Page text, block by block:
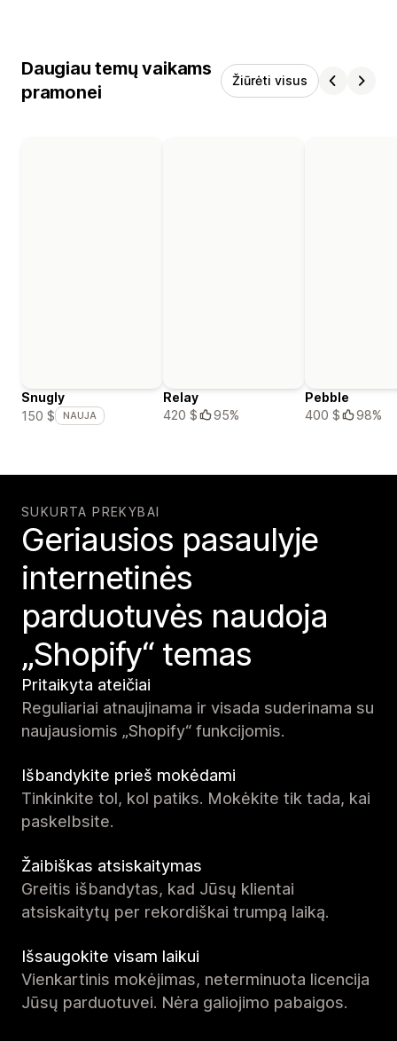
Daugiau temų vaikams
pramonei
Žiūrėti visus
Snugly
150 $
NAUJA
Relay
420 $
95%
Pebble
400 $
98%
SUKURTA PREKYBAI
Geriausios pasaulyje
internetinės
parduotuvės naudoja
„Shopify“ temas
Pritaikyta ateičiai
Reguliariai atnaujinama ir visada suderinama su
naujausiomis „Shopify“ funkcijomis.
Išbandykite prieš mokėdami
Tinkinkite tol, kol patiks. Mokėkite tik tada, kai
paskelbsite.
Žaibiškas atsiskaitymas
Greitis išbandytas, kad Jūsų klientai
atsiskaitytų per rekordiškai trumpą laiką.
Išsaugokite visam laikui
Vienkartinis mokėjimas, neterminuota licencija
Jūsų parduotuvei. Nėra galiojimo pabaigos.